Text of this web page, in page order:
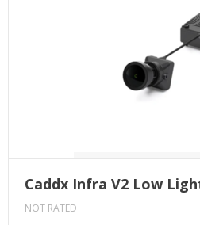
Caddx Infra V2 Low
NOT RATED